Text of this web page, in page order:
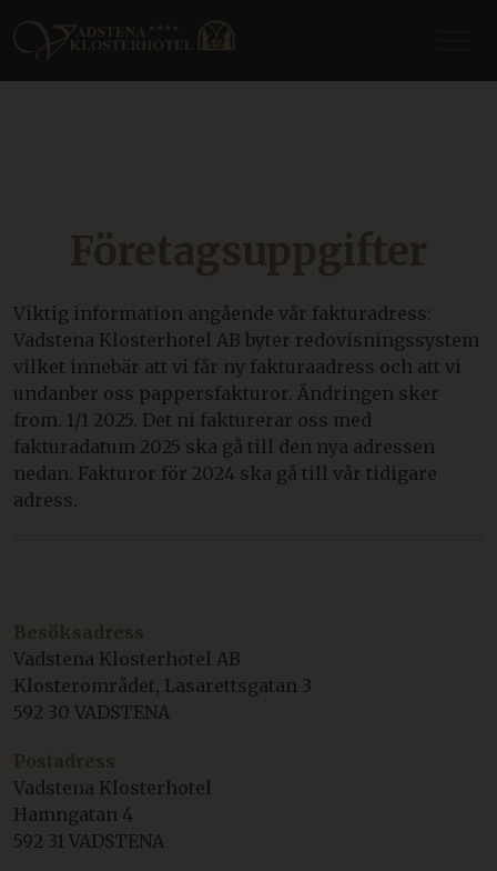
Företagsuppgifter
Viktig information angående vår fakturadress:
Vadstena Klosterhotel AB byter redovisningssystem
vilket innebär att vi får ny fakturaadress och att vi
undanber oss pappersfakturor. Ändringen sker
from. 1/1 2025. Det ni fakturerar oss med
fakturadatum 2025 ska gå till den nya adressen
nedan. Fakturor för 2024 ska gå till vår tidigare
adress.
Besöksadress
Vadstena Klosterhotel AB
Klosterområdet, Lasarettsgatan 3
592 30 VADSTENA
Postadress
Vadstena Klosterhotel
Hamngatan 4
592 31 VADSTENA